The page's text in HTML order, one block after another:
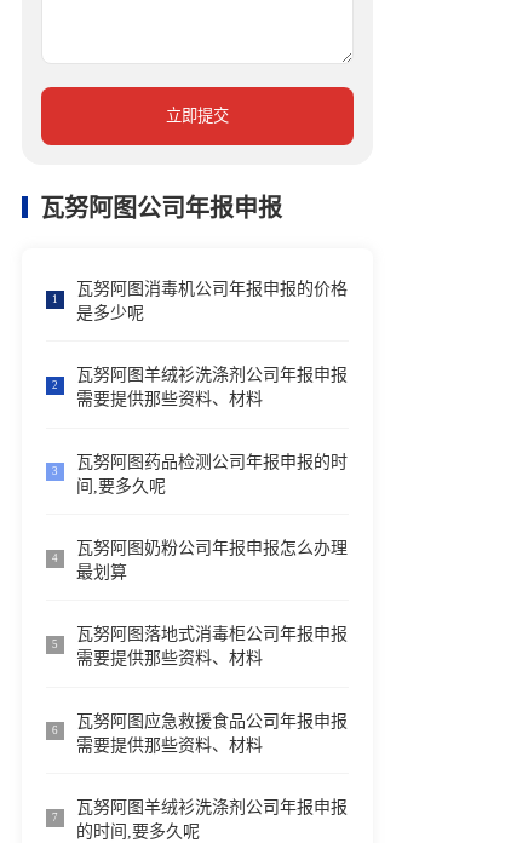
立即提交
瓦努阿图公司年报申报
1
瓦努阿图消毒机公司年报申报的价格
是多少呢
2
瓦努阿图羊绒衫洗涤剂公司年报申报
需要提供那些资料、材料
3
瓦努阿图药品检测公司年报申报的时
间,要多久呢
4
瓦努阿图奶粉公司年报申报怎么办理
最划算
5
瓦努阿图落地式消毒柜公司年报申报
需要提供那些资料、材料
6
瓦努阿图应急救援食品公司年报申报
需要提供那些资料、材料
7
瓦努阿图羊绒衫洗涤剂公司年报申报
的时间,要多久呢